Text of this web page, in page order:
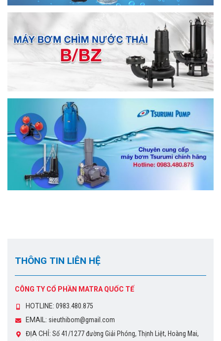
THÔNG TIN LIÊN HỆ
CÔNG TY CỔ PHẦN MATRA QUỐC TẾ
HOTLINE: 0983.480.875
EMAIL: sieuthibom@gmail.com
ĐỊA CHỈ: Số 41/1277 đường Giải Phóng, Thịnh Liệt, Hoàng Mai,